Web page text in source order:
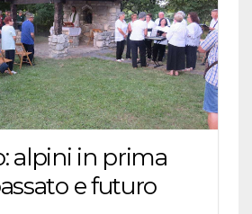
alpini in prima
e futuro